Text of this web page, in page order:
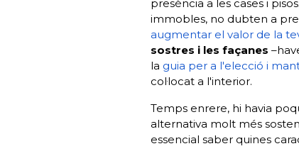
presència a les cases i
immobles, no dubten a
augmentar el valor de la
sostres i les façanes
la guia per a l'elecció i
col·locat a l'interior.
Temps enrere, hi havia
alternativa molt més
essencial saber quines